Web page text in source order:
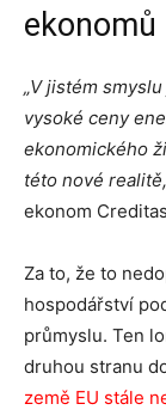
ekonomů
„V jistém
vysoké ceny
ekonomického
této nové
ekonom
Za to, že to
hospodářství
průmyslu. Ten
druhou stranu
země EU stále